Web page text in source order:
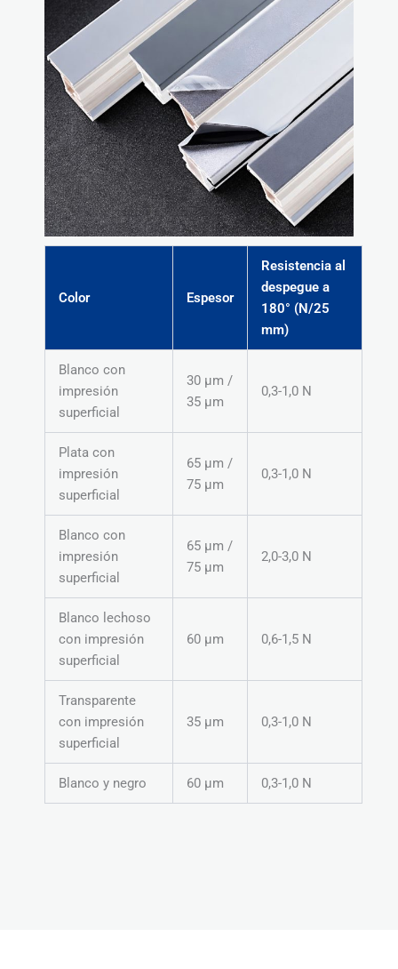
Color Espesor
Resistencia al
despegue a
180° (N/25
mm)
Blanco con
impresión
superficial
30 μm /
35 μm
0,3-1,0 N
Plata con
impresión
superficial
65 μm /
75 μm
0,3-1,0 N
Blanco con
impresión
superficial
65 μm /
75 μm
2,0-3,0 N
Blanco lechoso
con impresión
superficial
60 μm 0,6-1,5 N
Transparente
con impresión
superficial
35 μm 0,3-1,0 N
Blanco y negro 60 μm 0,3-1,0 N